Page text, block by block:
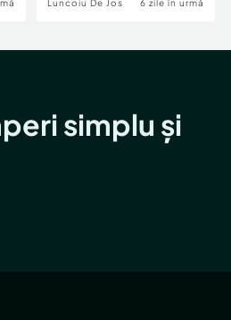
Luncoiu De Jos 6 zile în urmă
simplu și